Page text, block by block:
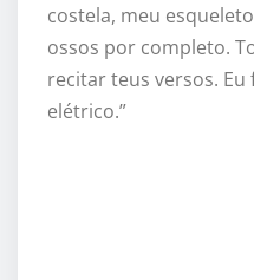
costela, meu
ossos por completo.
recitar teus versos.
elétrico.”